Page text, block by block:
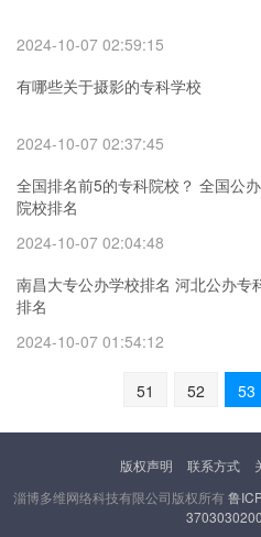
2024-10-07 02:59:15
有哪些关于摄影的专科学校
2024-10-07 02:37:45
全国排名前5的专科院校？ 全国公
院校排名
2024-10-07 02:04:48
南昌大专公办学校排名 河北公办专
排名
2024-10-07 01:54:12
51 52 53
版权声明 联系方式
淄博多维网络科技有限公司版权所有鲁